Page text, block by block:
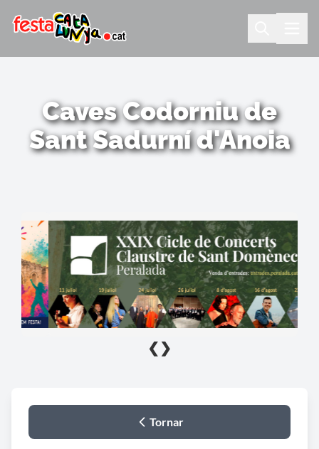
Caves Codorniu de
Sant Sadurní d'Anoia
❮ ❯
Tornar